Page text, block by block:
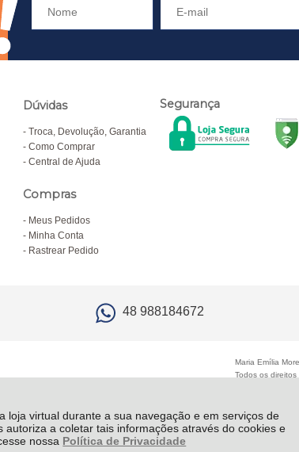
loja virtual durante a sua navegação e em serviços de
a coletar tais informações através do cookies e
nossa Política de Privacidade
Dúvidas
Troca, Devolução, Garantia
Como Comprar
Central de Ajuda
Compras
Meus Pedidos
Minha Conta
Rastrear Pedido
Segurança
48 988184672
Maria Emília
Todos os